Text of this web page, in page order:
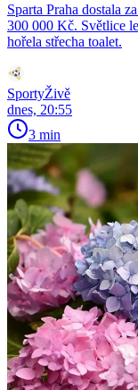
Sparta Praha dostala
300 000 Kč. Světlice
hořela střecha toalet.
SportyŽivě
dnes, 20:55
3 min